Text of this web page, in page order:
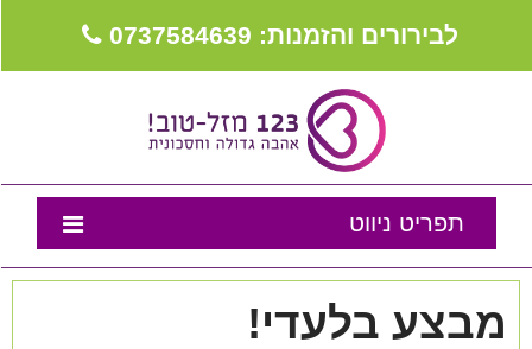
לבירורים והזמנות: 0737584639
תפריט ניווט
דף הבית
נבחרת המומלצים
מבצע בלעדי!